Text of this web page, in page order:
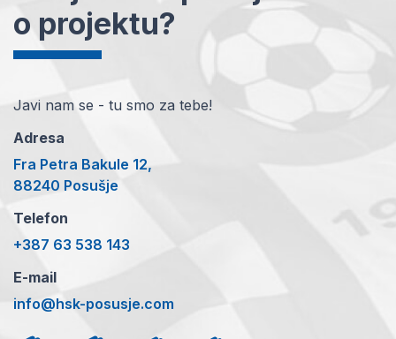
o projektu?
Javi nam se - tu smo za tebe!
Adresa
Fra Petra Bakule 12,
88240 Posušje
Telefon
+387 63 538 143
E-mail
info@hsk-posusje.com